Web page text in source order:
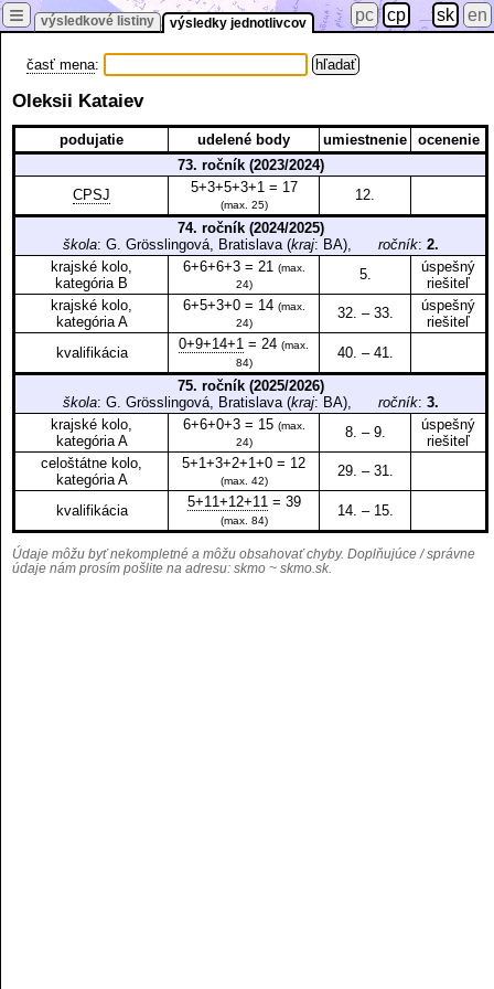
výsledkové listiny výsledky jednotlivcov
≡ pc cp sk en
časť mena:
Oleksii Kataiev
podujatie udelené body umiestnenie
ocenenie
73. ročník (2023/2024)
CPSJ
5+3+5+3+1 = 17
(max. 25)
12.
74. ročník (2024/2025)
škola: G. Grösslingová, Bratislava (kraj: BA), ročník: 2.
krajské kolo,
kategória B
6+6+6+3 = 21 (max.
24)
5.
úspešný
riešiteľ
krajské kolo,
kategória A
6+5+3+0 = 14 (max.
24)
32. – 33.
úspešný
riešiteľ
kvalifikácia
0+9+14+1 = 24 (max.
84)
40. – 41.
75. ročník (2025/2026)
škola: G. Grösslingová, Bratislava (kraj: BA), ročník: 3.
krajské kolo,
kategória A
6+6+0+3 = 15 (max.
24)
8. – 9.
úspešný
riešiteľ
celoštátne kolo,
kategória A
5+1+3+2+1+0 = 12
(max. 42)
29. – 31.
kvalifikácia
5+11+12+11= 39
(max. 84)
14. – 15.
Údaje môžu byť nekompletné a môžu obsahovať chyby. Doplňujúce / správne
údaje nám prosím pošlite na adresu: skmo ~ skmo.sk